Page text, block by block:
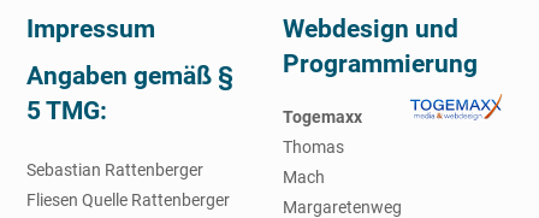
Impressum
Angaben gemäß §
5 TMG:
Sebastian Rattenberger
Fliesen Quelle Rattenberger
Webdesign und
Programmierung
Togemaxx
Thomas
Mach
Margaretenweg